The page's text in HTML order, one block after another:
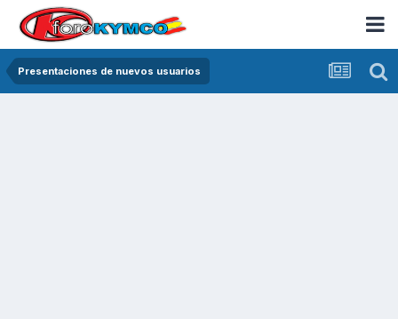
Presentaciones de nuevos usuarios